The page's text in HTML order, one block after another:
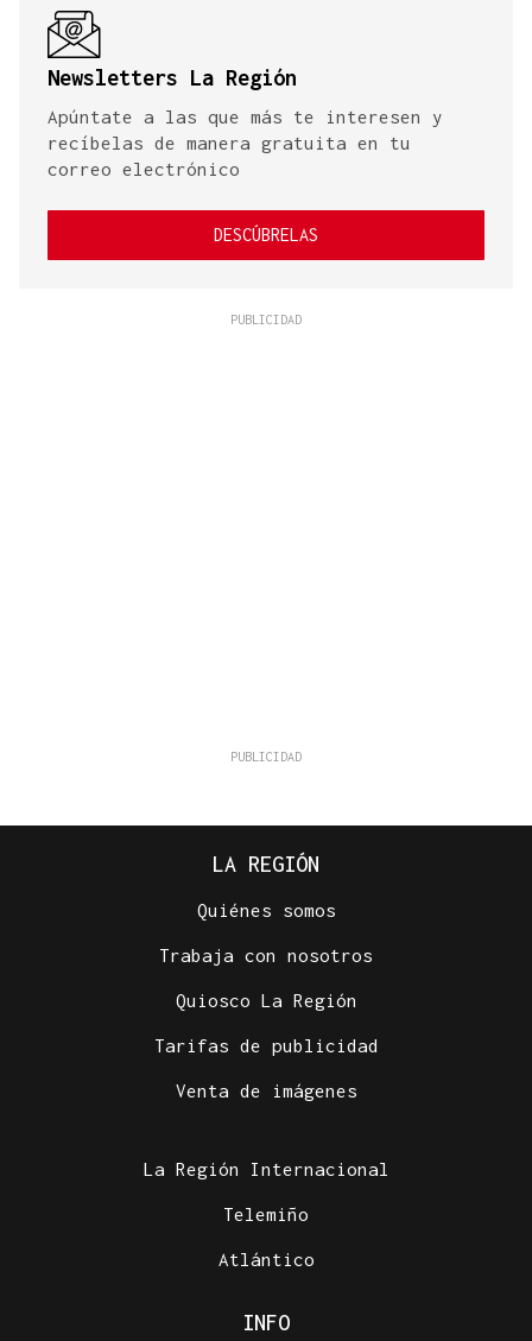
Newsletters La Región
Apúntate a las que más te interesen y
recíbelas de manera gratuita en tu
correo electrónico
DESCÚBRELAS
LA REGIÓN
Quiénes somos
Trabaja con nosotros
Quiosco La Región
Tarifas de publicidad
Venta de imágenes
La Región Internacional
Telemiño
Atlántico
INFO